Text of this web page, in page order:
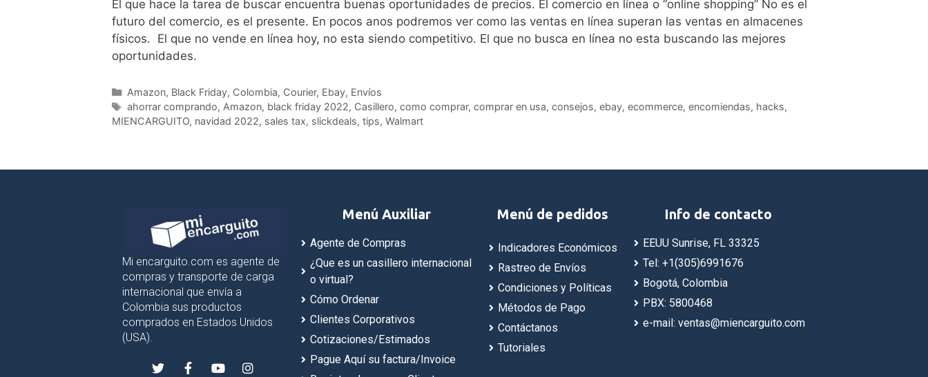
El que hace la tarea de buscar encuentra buenas oportunidades de precios. El comercio en línea o “online shopping” No es el
futuro del comercio, es el presente. En pocos anos podremos ver como las ventas en línea superan las ventas en almacenes
físicos. El que no vende en línea hoy, no esta siendo competitivo. El que no busca en línea no esta buscando las mejores
oportunidades.
Amazon, Black Friday, Colombia, Courier, Ebay, Envíos
ahorrar comprando, Amazon, black friday 2022, Casillero, como comprar, comprar en usa, consejos, ebay, ecommerce, encomiendas, hacks,
MIENCARGUITO, navidad 2022, sales tax, slickdeals, tips, Walmart
Mi encarguito.com es agente de
compras y transporte de carga
internacional que envía a
Colombia sus productos
comprados en Estados Unidos
(USA).
Menú Auxiliar
Agente de Compras
¿Que es un casillero internacional
o virtual?
Cómo Ordenar
Clientes Corporativos
Cotizaciones/Estimados
Pague Aquí su factura/Invoice
Menú de pedidos
Indicadores Económicos
Rastreo de Envíos
Condiciones y Políticas
Métodos de Pago
Contáctanos
Tutoriales
Info de contacto
EEUU Sunrise, FL 33325
Tel: +1(305)6991676
Bogotá, Colombia
PBX: 5800468
e-mail: ventas@miencarguito.com